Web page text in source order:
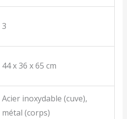
3
44 x 36 x 65 cm
Acier inoxydable (cuve),
métal (corps)